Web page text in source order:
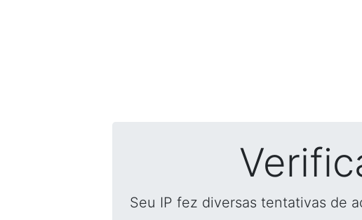
Seu IP fez diversas tentativas de